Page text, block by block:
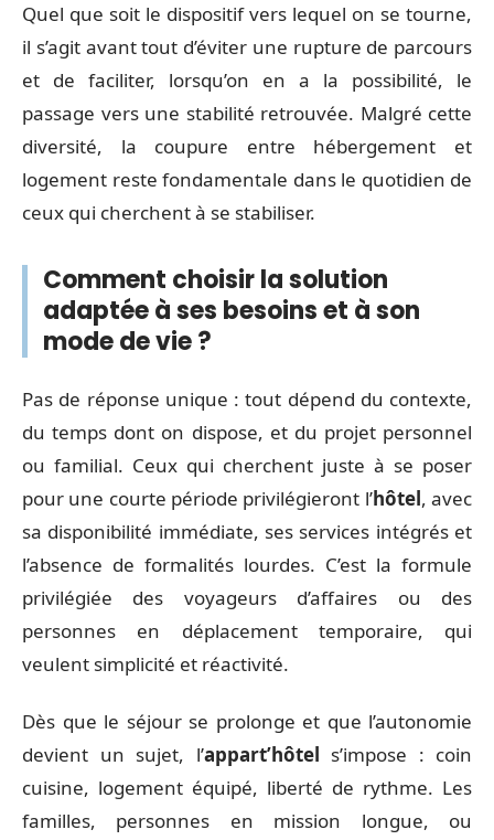
Quel que soit le dispositif vers lequel on se tourne,
il s’agit avant tout d’éviter une rupture de parcours
et de faciliter, lorsqu’on en a la possibilité, le
passage vers une stabilité retrouvée. Malgré cette
diversité, la coupure entre hébergement et
logement reste fondamentale dans le quotidien de
ceux qui cherchent à se stabiliser.
Comment choisir la solution
adaptée à ses besoins et à son
mode de vie ?
Pas de réponse unique : tout dépend du contexte,
du temps dont on dispose, et du projet personnel
ou familial. Ceux qui cherchent juste à se poser
pour une courte période privilégieront l’hôtel, avec
sa disponibilité immédiate, ses services intégrés et
l’absence de formalités lourdes. C’est la formule
privilégiée des voyageurs d’affaires ou des
personnes en déplacement temporaire, qui
veulent simplicité et réactivité.
Dès que le séjour se prolonge et que l’autonomie
devient un sujet, l’appart’hôtel s’impose : coin
cuisine, logement équipé, liberté de rythme. Les
familles, personnes en mission longue, ou